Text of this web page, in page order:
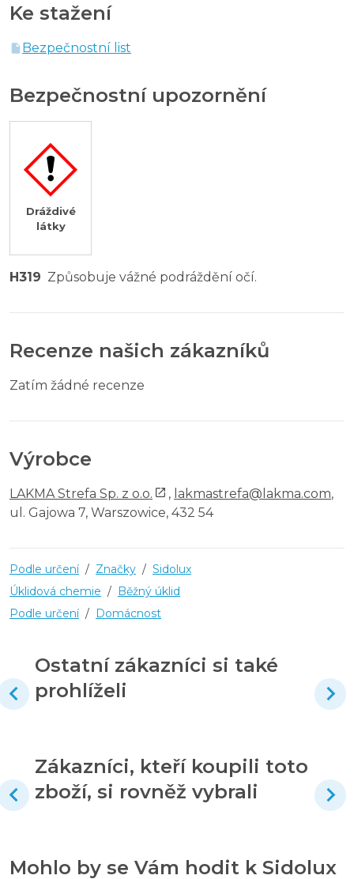
Ke stažení
Bezpečnostní list
Bezpečnostní upozornění
Dráždivé
látky
H319 Způsobuje vážné podráždění očí.
Recenze našich zákazníků
Zatím žádné recenze
Výrobce
LAKMA Strefa Sp. z o.o. , lakmastrefa@lakma.com,
ul. Gajowa 7, Warszowice, 432 54
Podle určení / Značky / Sidolux
Úklidová chemie / Běžný úklid
Podle určení / Domácnost
Ostatní zákazníci si také
prohlíželi
Zákazníci, kteří koupili toto
zboží, si rovněž vybrali
Mohlo by se Vám hodit k Sidolux